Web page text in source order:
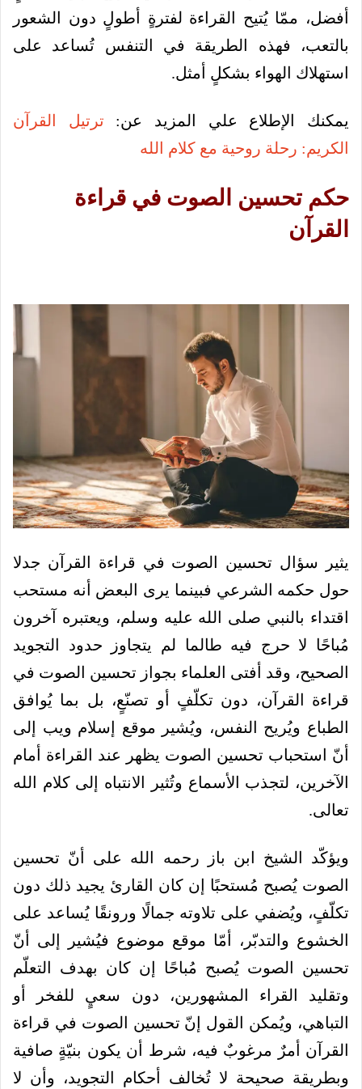
أفضل، ممّا يُتيح القراءة لفترةٍ أطولٍ دون الشعور
بالتعب، فهذه الطريقة في التنفس تُساعد على
استهلاك الهواء بشكلٍ أمثل.
يمكنك الإطلاع علي المزيد عن:
ترتيل القرآن
الكريم: رحلة روحية مع كلام الله
حكم تحسين الصوت في قراءة
القرآن
يثير سؤال تحسين الصوت في قراءة القرآن جدلا
حول حكمه الشرعي فبينما يرى البعض أنه مستحب
اقتداء بالنبي صلى الله عليه وسلم، ويعتبره آخرون
مُباحًا لا حرج فيه طالما لم يتجاوز حدود التجويد
الصحيح، وقد أفتى العلماء بجواز تحسين الصوت في
قراءة القرآن، دون تكلّفٍ أو تصنّعٍ، بل بما يُوافق
الطباع ويُريح النفس، ويُشير موقع إسلام ويب إلى
أنّ استحباب تحسين الصوت يظهر عند القراءة أمام
الآخرين، لتجذب الأسماع وتُثير الانتباه إلى كلام الله
تعالى.
ويؤكّد الشيخ ابن باز رحمه الله على أنّ تحسين
الصوت يُصبح مُستحبًا إن كان القارئ يجيد ذلك دون
تكلّفٍ، ويُضفي على تلاوته جمالًا ورونقًا يُساعد على
الخشوع والتدبّر،
أمّا موقع موضوع فيُشير إلى أنّ
تحسين الصوت يُصبح مُباحًا إن كان بهدف التعلّم
وتقليد القراء المشهورين، دون سعيٍ للفخر أو
التباهي، ويُمكن القول إنّ تحسين الصوت في قراءة
القرآن أمرٌ مرغوبٌ فيه، شرط أن يكون بنيّةٍ صافية
وبطريقة صحيحة لا تُخالف أحكام التجويد، وأن لا